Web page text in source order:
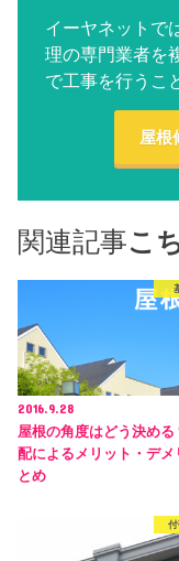
イーヤネットで
理の専門業者を
で工事を行うこ
屋根
関連記事こ
2016.9.28
屋根の角度はどう決める
配によるメリット・デメ
とめ